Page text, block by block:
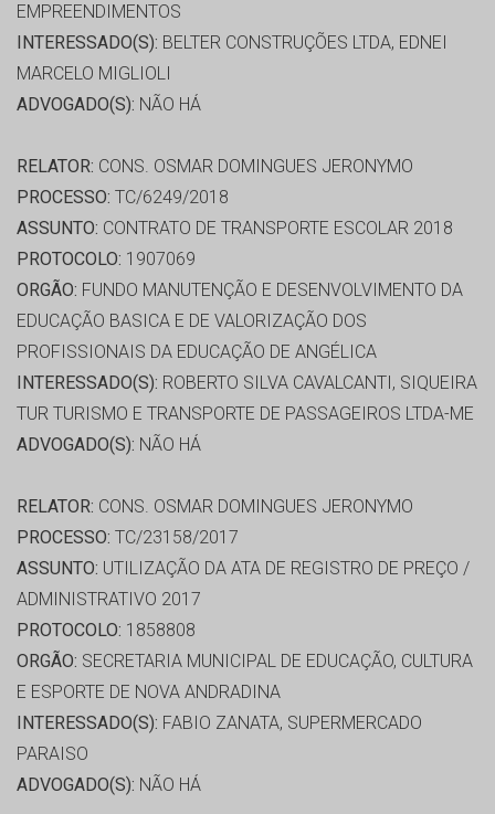
EMPREENDIMENTOS
INTERESSADO(S): BELTER CONSTRUÇÕES LTDA, EDNEI
MARCELO MIGLIOLI
ADVOGADO(S): NÃO HÁ
RELATOR: CONS. OSMAR DOMINGUES JERONYMO
PROCESSO: TC/6249/2018
ASSUNTO: CONTRATO DE TRANSPORTE ESCOLAR 2018
PROTOCOLO: 1907069
ORGÃO: FUNDO MANUTENÇÃO E DESENVOLVIMENTO DA
EDUCAÇÃO BASICA E DE VALORIZAÇÃO DOS
PROFISSIONAIS DA EDUCAÇÃO DE ANGÉLICA
INTERESSADO(S): ROBERTO SILVA CAVALCANTI, SIQUEIRA
TUR TURISMO E TRANSPORTE DE PASSAGEIROS LTDA-ME
ADVOGADO(S): NÃO HÁ
RELATOR: CONS. OSMAR DOMINGUES JERONYMO
PROCESSO: TC/23158/2017
ASSUNTO: UTILIZAÇÃO DA ATA DE REGISTRO DE PREÇO /
ADMINISTRATIVO 2017
PROTOCOLO: 1858808
ORGÃO: SECRETARIA MUNICIPAL DE EDUCAÇÃO, CULTURA
E ESPORTE DE NOVA ANDRADINA
INTERESSADO(S): FABIO ZANATA, SUPERMERCADO
PARAISO
ADVOGADO(S): NÃO HÁ